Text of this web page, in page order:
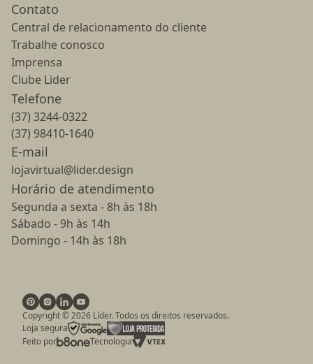
Contato
Central de relacionamento do cliente
Trabalhe conosco
Imprensa
Clube Lider
Telefone
(37) 3244-0322
(37) 98410-1640
E-mail
lojavirtual@lider.design
Horário de atendimento
Segunda a sexta - 8h às 18h
Sábado - 9h às 14h
Domingo - 14h às 18h
Copyright ©2026 Líder. Todos os direitos reservados.
Loja segura
Feito por
Tecnologia